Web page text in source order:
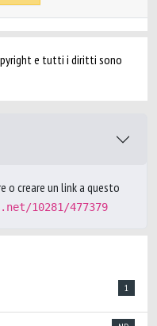
e tutti i diritti sono
creare un link a questo
10281/477379
1